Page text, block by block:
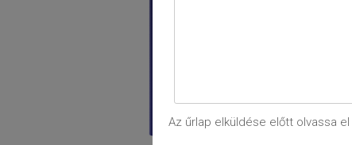
Az űrlap elküldése előtt olvassa el